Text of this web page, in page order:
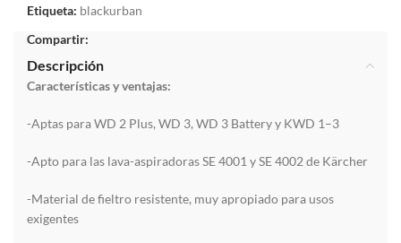
Etiqueta: blackurban
Compartir:
Descripción
Características y ventajas:
-Aptas para WD 2 Plus, WD 3, WD 3 Battery y KWD 1–3
-Apto para las lava-aspiradoras SE 4001 y SE 4002 de Kärcher
-Material de fieltro resistente, muy apropiado para usos
exigentes